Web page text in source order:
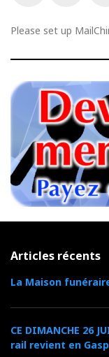
Please set up
Articles récents
La Maison
CE DIMANCHE 26
rail revient en